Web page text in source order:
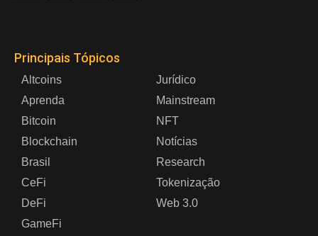
Principais Tópicos
Altcoins
Aprenda
Bitcoin
Blockchain
Brasil
CeFi
DeFi
GameFi
Jurídico
Mainstream
NFT
Notícias
Research
Tokenização
Web 3.0